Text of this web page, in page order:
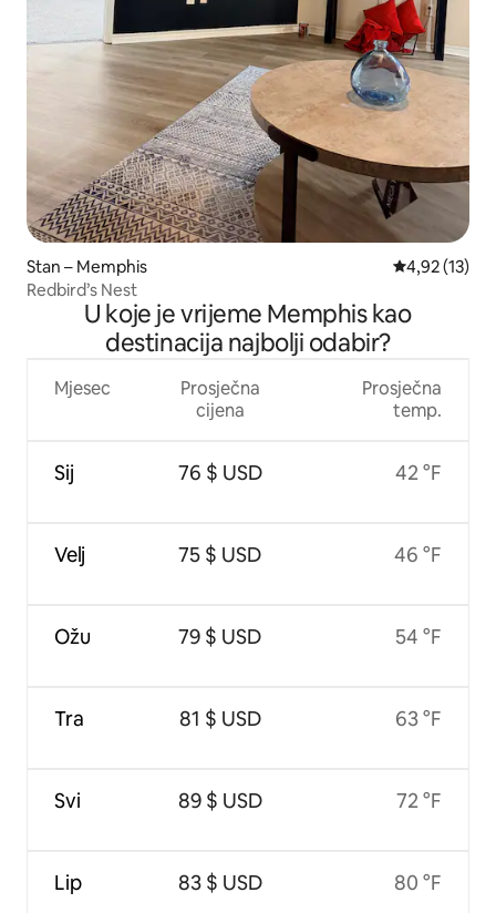
Stan – Memphis Prosječna
4,92 (13)
Redbird’s Nest
U koje je vrijeme Memphis kao
destinacija najbolji odabir?
Mjesec
Sij
Velj
Ožu
Tra
Svi
Lip
Prosječna
cijena
76 $ USD
75 $ USD
79 $ USD
81 $ USD
89 $ USD
83 $ USD
Prosječna
temp.
42 °F
46 °F
54 °F
63 °F
72 °F
80 °F